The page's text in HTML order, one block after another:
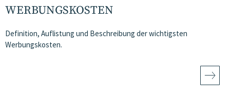
WERBUNGSKOSTEN
Definition, Auflistung und Beschreibung der wichtigsten
Werbungskosten.